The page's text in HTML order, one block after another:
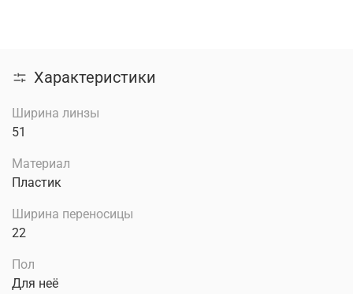
Характеристики
Ширина линзы
51
Материал
Пластик
Ширина переносицы
22
Пол
Для неё